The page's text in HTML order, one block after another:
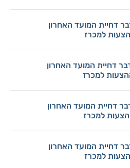
דחיית המועד האחרון
למכרז
דחיית המועד האחרון
למכרז
דחיית המועד האחרון
למכרז
דחיית המועד האחרון
למכרז